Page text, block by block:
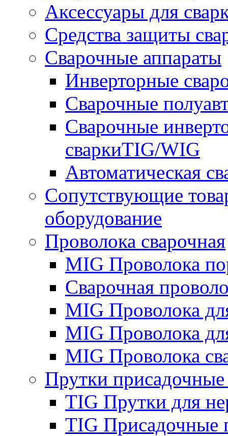
Аксессуары для
Средства защиты
Сварочные аппараты
Инверторные
Сварочные
Сварочные
сваркиTIG/WIG
Автоматическая
Сопутствующие
оборудование
Проволока сварочная
MIG Проволока
Сварочная
MIG Проволока
MIG Проволока
MIG Проволока
Прутки
TIG Прутки для
TIG Присадочные